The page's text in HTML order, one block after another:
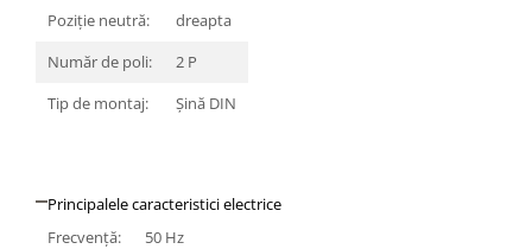
Poziție neutră:
dreapta
Număr de poli:
2 P
Tip de montaj:
Şină DIN
Principalele caracteristici electrice
Frecvenţă:
50 Hz